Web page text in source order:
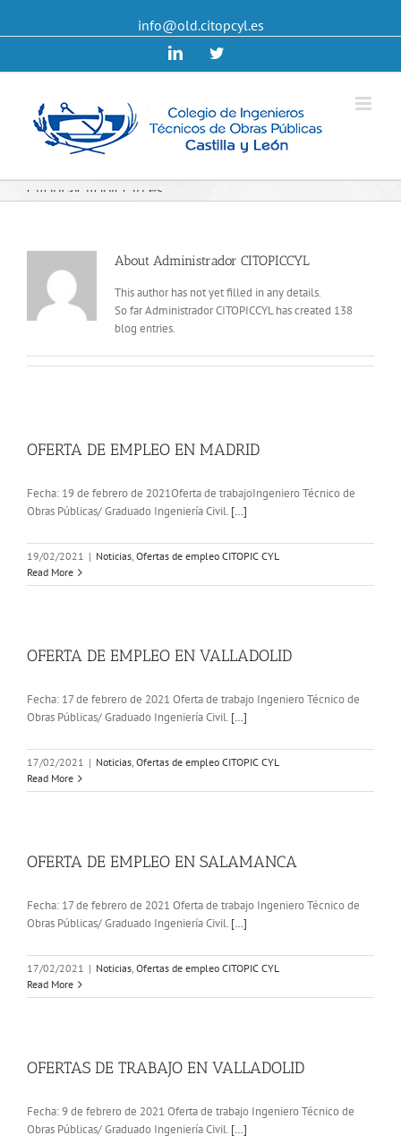
info@old.citopcyl.es
LinkedinTwitter
citop@citopiccyl.es
About Administrador CITOPICCYL
This author has not yet filled in any details.
So far Administrador CITOPICCYL has created 138
blog entries.
OFERTA DE EMPLEO EN MADRID
Fecha: 19 de febrero de 2021Oferta de trabajoIngeniero Técnico de
Obras Públicas/ Graduado Ingeniería Civil. […]
19/02/2021 | Noticias, Ofertas de empleo CITOPIC CYL
Read More
OFERTA DE EMPLEO EN VALLADOLID
Fecha: 17 de febrero de 2021 Oferta de trabajo Ingeniero Técnico de
Obras Públicas/ Graduado Ingeniería Civil. […]
17/02/2021 | Noticias, Ofertas de empleo CITOPIC CYL
Read More
OFERTA DE EMPLEO EN SALAMANCA
Fecha: 17 de febrero de 2021 Oferta de trabajo Ingeniero Técnico de
Obras Públicas/ Graduado Ingeniería Civil. […]
17/02/2021 | Noticias, Ofertas de empleo CITOPIC CYL
Read More
OFERTAS DE TRABAJO EN VALLADOLID
Fecha: 9 de febrero de 2021 Oferta de trabajo Ingeniero Técnico de
Obras Públicas/ Graduado Ingeniería Civil. […]